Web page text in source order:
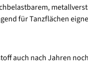
für Tanzflächen
auch nach Jahren